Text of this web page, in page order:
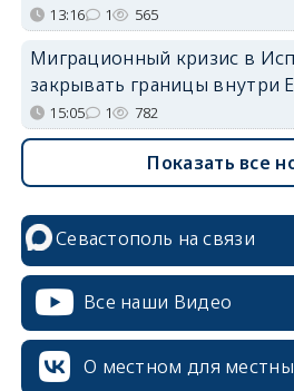
13:16 1 565
Миграционный кризис в
закрывать границы внутри
15:05 1 782
Показать все
Севастополь на связи
Все наши Видео
О местном для